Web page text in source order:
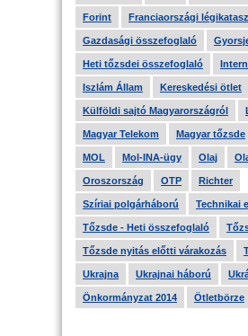
Forint Franciaországi
Gazdasági összefoglaló
Heti tőzsdei összefoglaló
Iszlám Állam Kereskedési ötlet
Külföldi sajtó Magyarországról
Magyar Telekom Magyar tőzsde
MOL Mol-INA-ügy Olaj
Oroszország OTP Richter
Szíriai polgárháború Technikai
Tőzsde - Heti összefoglaló
Tőzsde nyitás előtti várakozás
Ukrajna Ukrajnai háború
Önkormányzat 2014 Ötletbörze